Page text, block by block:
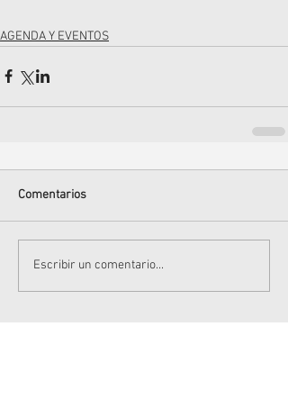
AGENDA Y EVENTOS
Comentarios
Escribir un comentario...